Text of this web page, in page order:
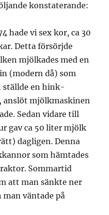
konstaterande:
hade vi sex kor, ca 30
Detta försörjde
mjölkades med en
(modern då) som
ställde en hink-
anslöt mjölkmaskinen
Sedan vidare till
gav ca 50 liter mjölk
dagligen. Denna
som hämtades
Sommartid
att man sänkte ner
väntade på